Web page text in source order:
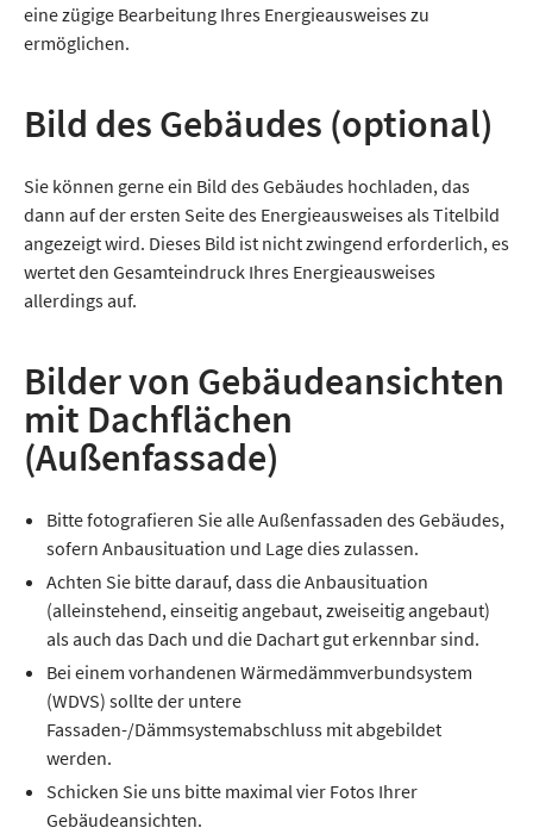
eine zügige Bearbeitung Ihres Energieausweises zu
ermöglichen.
Bild des Gebäudes (optional)
Sie können gerne ein Bild des Gebäudes hochladen, das
dann auf der ersten Seite des Energieausweises als Titelbild
angezeigt wird. Dieses Bild ist nicht zwingend erforderlich, es
wertet den Gesamteindruck Ihres Energieausweises
allerdings auf.
Bilder von Gebäudeansichten
mit Dachflächen
(Außenfassade)
Bitte fotografieren Sie alle Außenfassaden des Gebäudes,
sofern Anbausituation und Lage dies zulassen.
Achten Sie bitte darauf, dass die Anbausituation
(alleinstehend, einseitig angebaut, zweiseitig angebaut)
als auch das Dach und die Dachart gut erkennbar sind.
Bei einem vorhandenen Wärmedämmverbundsystem
(WDVS) sollte der untere
Fassaden-/Dämmsystemabschluss mit abgebildet
werden.
Schicken Sie uns bitte maximal vier Fotos Ihrer
Gebäudeansichten.